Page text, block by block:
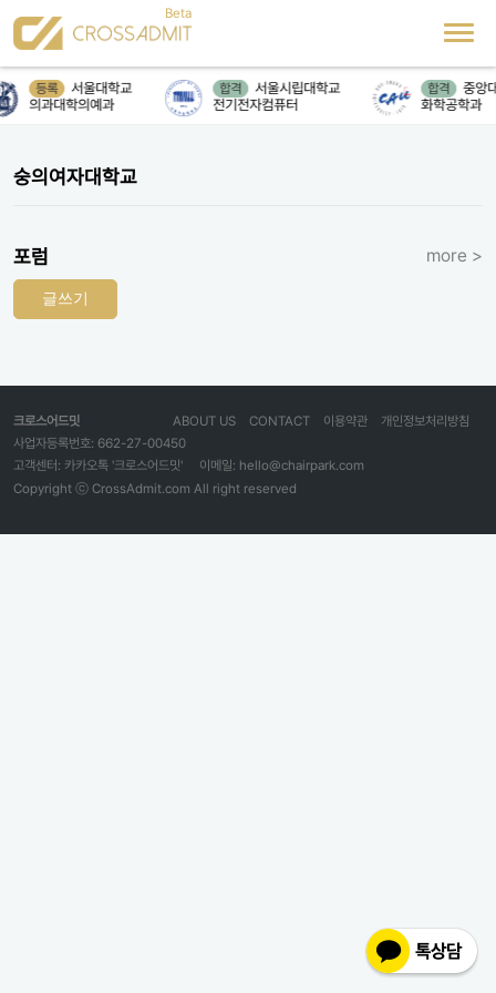
등록
서울대학교
의과대학의예과
합격
서울시립대학교
전기전자컴퓨터
합격
중앙
화학공학과
숭의여자대학교
포럼 more >
글쓰기
크로스어드밋 개인정보처리방침
이용약관
CONTACT
ABOUT US
사업자등록번호: 662-27-00450
고객센터: 카카오톡 '크로스어드밋'
이메일: hello@chairpark.com
Copyright ⓒ CrossAdmit.com All right reserved